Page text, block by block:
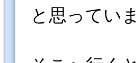
と思ってい